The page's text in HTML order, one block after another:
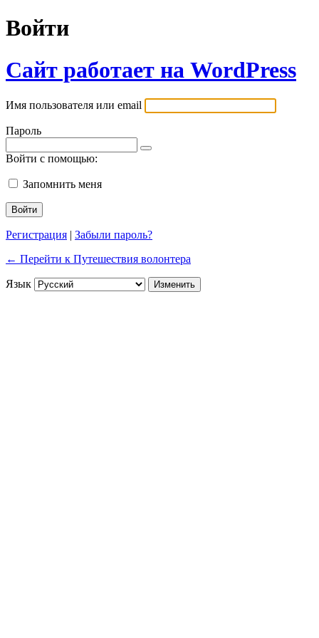
Войти
Сайт работает на WordPress
Имя пользователя или email
Пароль
Войти с помощью:
Запомнить меня
Регистрация | Забыли пароль?
← Перейти к Путешествия волонтера
Язык